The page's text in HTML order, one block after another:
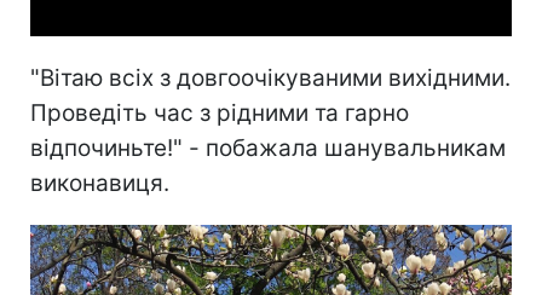
"Вітаю всіх з довгоочікуваними вихідними.
Проведіть час з рідними та гарно
відпочиньте!" - побажала шанувальникам
виконавиця.